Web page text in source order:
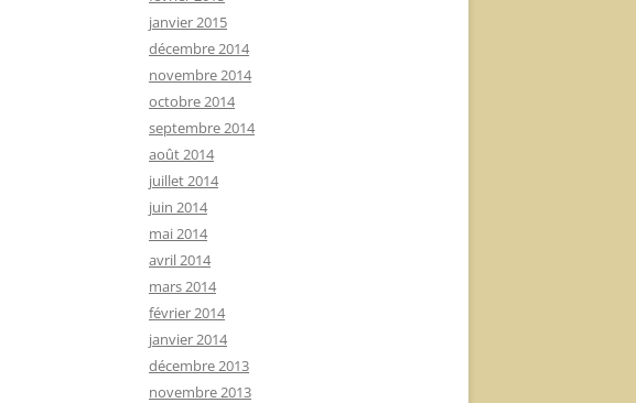
janvier 2015
décembre 2014
novembre 2014
octobre 2014
septembre 2014
août 2014
juillet 2014
juin 2014
mai 2014
avril 2014
mars 2014
février 2014
janvier 2014
décembre 2013
novembre 2013